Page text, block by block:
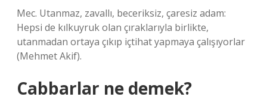
Mec. Utanmaz, zavallı, beceriksiz, çaresiz adam:
Hepsi de kılkuyruk olan çıraklarıyla birlikte,
utanmadan ortaya çıkıp içtihat yapmaya çalışıyorlar
(Mehmet Akif).
Cabbarlar ne demek?